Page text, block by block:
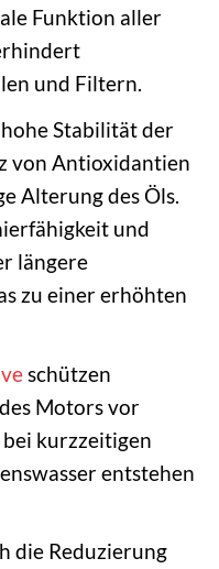
Funktion aller
und Filtern.
Stabilität der
von Antioxidantien
Alterung des Öls.
und
längere
zu einer erhöhten
schützen
Motors vor
kurzzeitigen
entstehen
die Reduzierung